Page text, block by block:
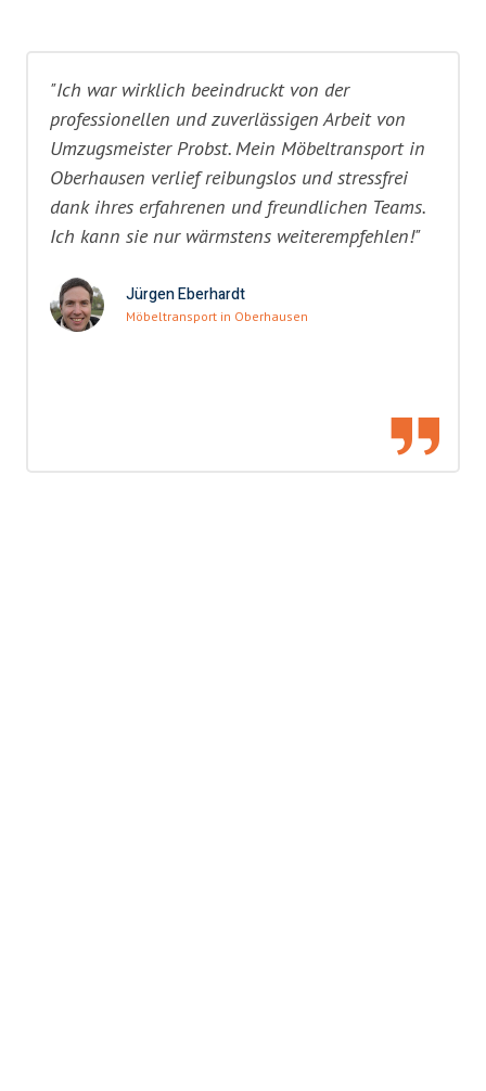
"Ich war wirklich beeindruckt von der
professionellen und zuverlässigen Arbeit von
Umzugsmeister Probst. Mein Möbeltransport in
Oberhausen verlief reibungslos und stressfrei
dank ihres erfahrenen und freundlichen Teams.
Ich kann sie nur wärmstens weiterempfehlen!"
Jürgen Eberhardt
Möbeltransport in Oberhausen